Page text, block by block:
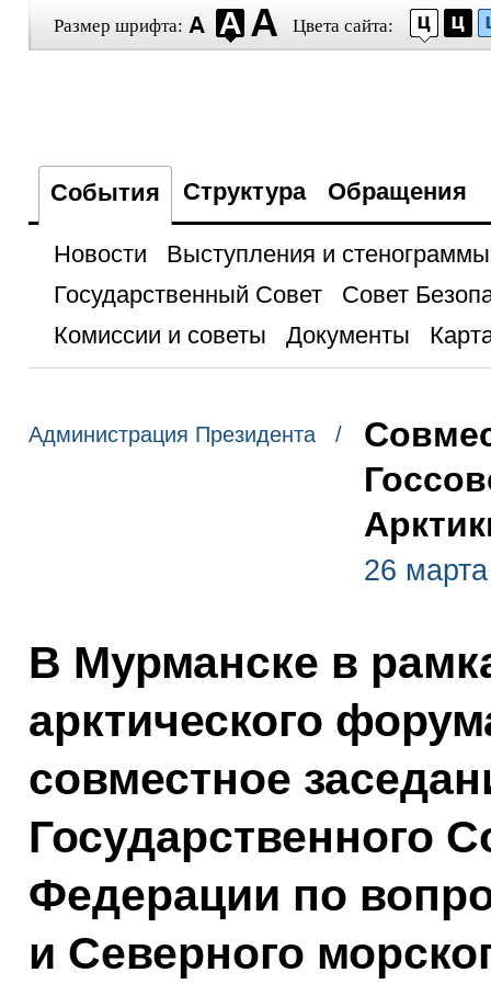
Размер шрифта: Цвета сайта:
События Структура Обращения
Новости
Выступления и стенограммы
Государственный Совет
Совет
Комиссии и советы
Документы
Администрация Президента /
26
В Мурманске в
арктического
совместное
Государственного
Федерации по
и Северного